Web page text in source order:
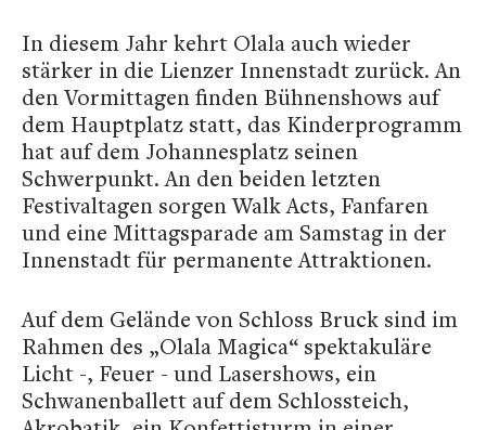
In diesem Jahr kehrt Olala auch wieder
stärker in die Lienzer Innenstadt zurück. An
den Vormittagen finden Bühnenshows auf
dem Hauptplatz statt, das Kinderprogramm
hat auf dem Johannesplatz seinen
Schwerpunkt. An den beiden letzten
Festivaltagen sorgen Walk Acts, Fanfaren
und eine Mittagsparade am Samstag in der
Innenstadt für permanente Attraktionen.
Auf dem Gelände von Schloss Bruck sind im
Rahmen des „Olala Magica“ spektakuläre
Licht -, Feuer - und Lasershows, ein
Schwanenballett auf dem Schlossteich,